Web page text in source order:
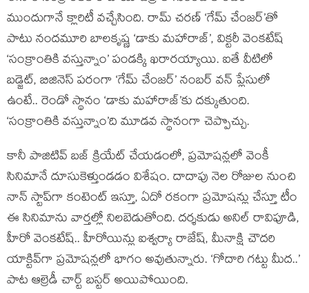
ముందుగానే క్లారిటీ వచ్చేసింది. రామ్ చరణ్ ‘గేమ్ చేంజర్’తో
పాటు నందమూరి బాలకృష్ణ ‘డాకు మహారాజ్’, విక్టరీ వెంకటేష్
‘సంక్రాంతికి వస్తున్నాం’ పండక్కి ఖరారయ్యాయి. ఐతే వీటిలో
బడ్జెట్, బిజినెస్ పరంగా ‘గేమ్ చేంజర్’ నంబర్ వన్ ప్లేసులో
ఉంటే.. రెండో స్థానం ‘డాకు మహారాజ్’కు దక్కుతుంది.
‘సంక్రాంతికి వస్తున్నాం’ది మూడవ స్థానంగా చెప్పొచ్చు.
కానీ పాజిటివ్ బజ్ క్రియేట్ చేయడంలో, ప్రమోషన్లలో వెంకీ
సినిమానే దూసుకెళ్తుండడం విశేషం. దాదాపు నెల రోజుల నుంచి
నాన్ స్టాప్‌గా కంటెంట్ ఇస్తూ, ఏదో రకంగా ప్రమోషన్లు చేస్తూ టీం
ఈ సినిమాను వార్తల్లో నిలబెడుతోంది. దర్శకుడు అనిల్ రావిపూడి,
హీరో వెంకటేష్.. హీరోయిన్లు ఐశ్వర్యా రాజేష్, మీనాక్షి చౌదరి
యాక్టివ్‌గా ప్రమోషన్లలో భాగం అవుతున్నారు. ‘గోదారి గట్టు మీద..’
పాట ఆల్రెడీ చార్ట్ బస్టర్ అయిపోయింది.